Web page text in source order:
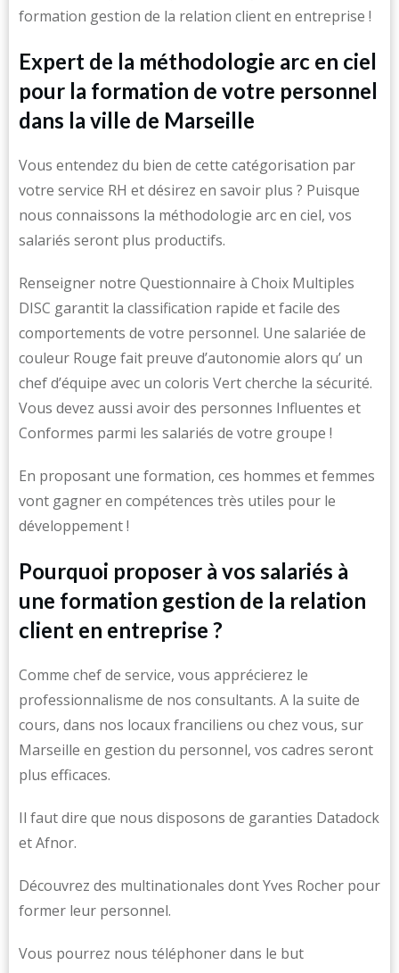
formation gestion de la relation client en entreprise !
Expert de la méthodologie arc en ciel
pour la formation de votre personnel
dans la ville de Marseille
Vous entendez du bien de cette catégorisation par
votre service RH et désirez en savoir plus ? Puisque
nous connaissons la méthodologie arc en ciel, vos
salariés seront plus productifs.
Renseigner notre Questionnaire à Choix Multiples
DISC garantit la classification rapide et facile des
comportements de votre personnel. Une salariée de
couleur Rouge fait preuve d’autonomie alors qu’ un
chef d’équipe avec un coloris Vert cherche la sécurité.
Vous devez aussi avoir des personnes Influentes et
Conformes parmi les salariés de votre groupe !
En proposant une formation, ces hommes et femmes
vont gagner en compétences très utiles pour le
développement !
Pourquoi proposer à vos salariés à
une formation gestion de la relation
client en entreprise ?
Comme chef de service, vous apprécierez le
professionnalisme de nos consultants. A la suite de
cours, dans nos locaux franciliens ou chez vous, sur
Marseille en gestion du personnel, vos cadres seront
plus efficaces.
Il faut dire que nous disposons de garanties Datadock
et Afnor.
Découvrez des multinationales dont Yves Rocher pour
former leur personnel.
Vous pourrez nous téléphoner dans le but